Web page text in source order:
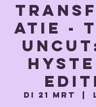
atie -
di 21 mrt